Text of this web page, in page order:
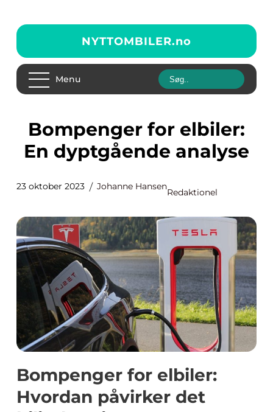
NYTTOMBILER.no
Menu
Bompenger for elbiler:
En dyptgående analyse
23 oktober 2023 Johanne Hansen
Redaktionel
Bompenger for elbiler:
Hvordan påvirker det